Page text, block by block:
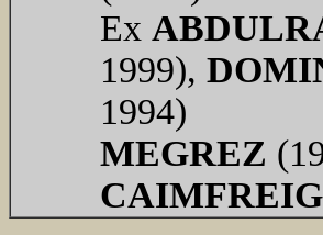
Ex
1999),
1994)
MEGREZ